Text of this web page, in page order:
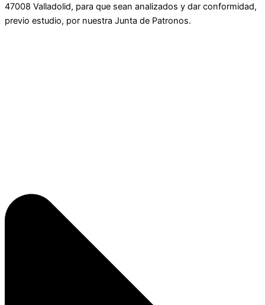
47008 Valladolid, para que sean analizados y dar conformidad,
previo estudio, por nuestra Junta de Patronos.